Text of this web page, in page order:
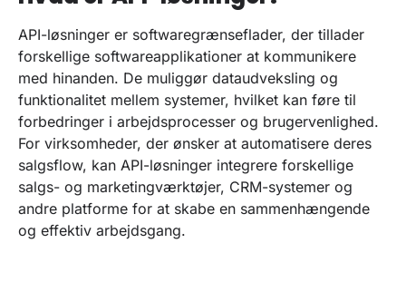
API-løsninger er softwaregrænseflader, der tillader
forskellige softwareapplikationer at kommunikere
med hinanden. De muliggør dataudveksling og
funktionalitet mellem systemer, hvilket kan føre til
forbedringer i arbejdsprocesser og brugervenlighed.
For virksomheder, der ønsker at automatisere deres
salgsflow, kan API-løsninger integrere forskellige
salgs- og marketingværktøjer, CRM-systemer og
andre platforme for at skabe en sammenhængende
og effektiv arbejdsgang.